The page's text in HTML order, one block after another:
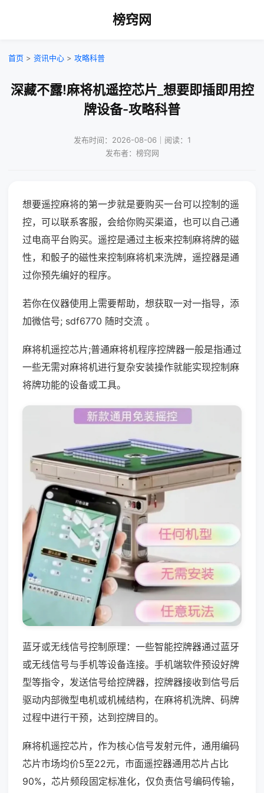
榜窍网
首页 > 资讯中心 > 攻略科普
深藏不露!麻将机遥控芯片_想要即插即用控
牌设备-攻略科普
发布时间：2026-08-06｜阅读：1
发布者：榜窍网
想要遥控麻将的第一步就是要购买一台可以控制的遥
控，可以联系客服，会给你购买渠道，也可以自己通
过电商平台购买。遥控是通过主板来控制麻将牌的磁
性，和骰子的磁性来控制麻将机来洗牌，遥控器是通
过你预先编好的程序。
若你在仪器使用上需要帮助，想获取一对一指导，添
加微信号; sdf6770 随时交流 。
麻将机遥控芯片;普通麻将机程序控牌器一般是指通过
一些无需对麻将机进行复杂安装操作就能实现控制麻
将牌功能的设备或工具。
蓝牙或无线信号控制原理：一些智能控牌器通过蓝牙
或无线信号与手机等设备连接。手机端软件预设好牌
型等指令，发送信号给控牌器，控牌器接收到信号后
驱动内部微型电机或机械结构，在麻将机洗牌、码牌
过程中进行干预，达到控牌目的。
麻将机遥控芯片，作为核心信号发射元件，通用编码
芯片市场均价5至22元，市面遥控器通用芯片占比
90%，芯片频段固定标准化，仅负责信号编码传输，